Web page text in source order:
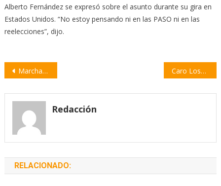
Alberto Fernández se expresó sobre el asunto durante su gira en
Estados Unidos. “No estoy pensando ni en las PASO ni en las
reelecciones”, dijo.
Navegación
entradas
Marcharon a Gobernación para exigir “una primavera sin muertas” Caro Losada: «Estoy convencida de que las cosas se pueden cambiar»
Redacción
RELACIONADO: